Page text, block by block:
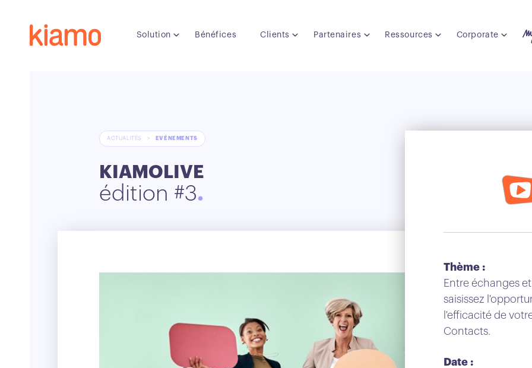
Solution Bénéfices Clients Partenaires Ressources Corporate
ACTUALITÉS > EVÉNEMENTS
KIAMOLIVE
édition #3
Thème :
Entre échanges
saisissez
l'efficacité de
Contacts.
Date :